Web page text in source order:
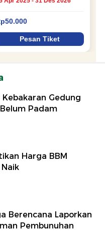
Kebakaran Gedung
Padam
Harga BBM
Berencana Laporkan
Pembunuhan